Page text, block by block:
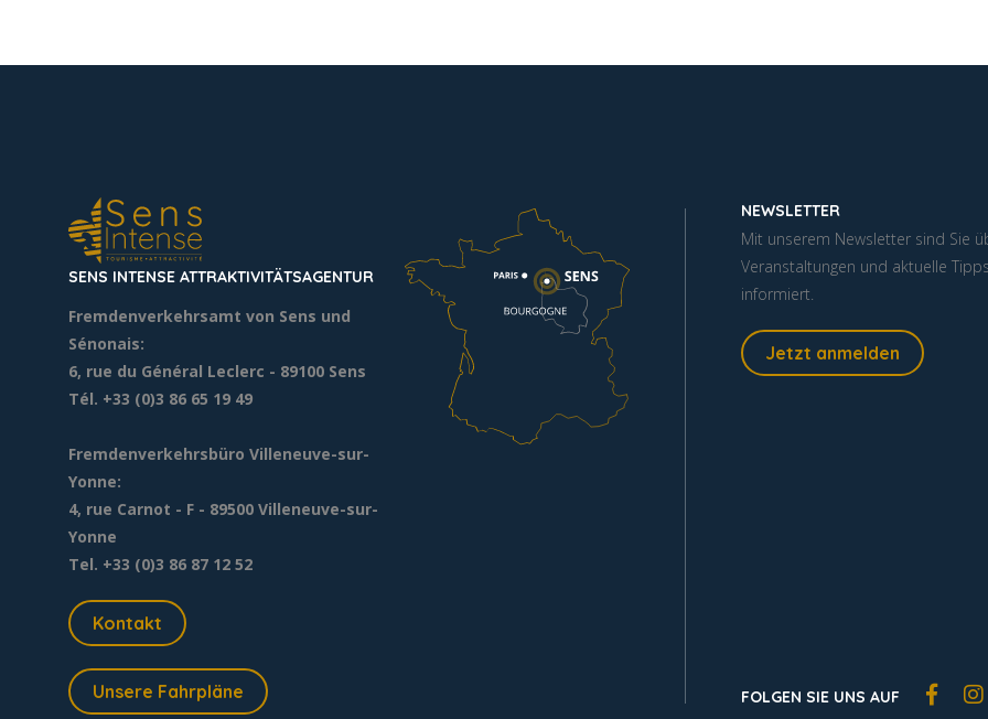
SENS INTENSE ATTRAKTIVITÄTSAGENTUR
Fremdenverkehrsamt von Sens und
Sénonais:
6, rue du Général Leclerc - 89100 Sens
Tél. +33 (0)3 86 65 19 49
Fremdenverkehrsbüro Villeneuve-sur-
Yonne:
4, rue Carnot - F - 89500 Villeneuve-sur-
Yonne
Tel. +33 (0)3 86 87 12 52
Kontakt
Unsere Fahrpläne
NEWSLETTER
Mit unserem Newsletter sind Sie
Veranstaltungen und aktuelle
informiert.
Jetzt anmelden
FOLGEN SIE UNS AUF